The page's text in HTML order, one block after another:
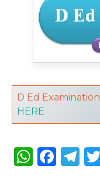
D Ed
HERE
W F
T